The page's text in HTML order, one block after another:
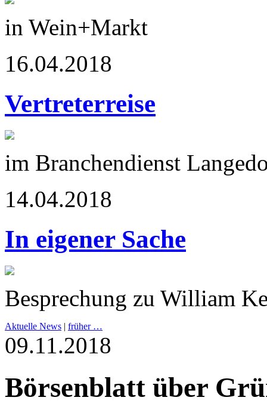
in Wein+Markt
16.04.2018
Vertreterreise
im Branchendienst
14.04.2018
In eigener Sache
Besprechung zu William
Aktuelle News | früher …
09.11.2018
Börsenblatt über